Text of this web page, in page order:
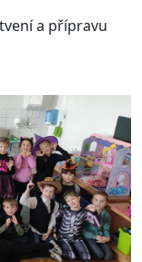
a přípravu